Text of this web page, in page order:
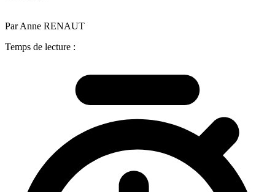
Par Anne RENAUT
Temps de lecture :